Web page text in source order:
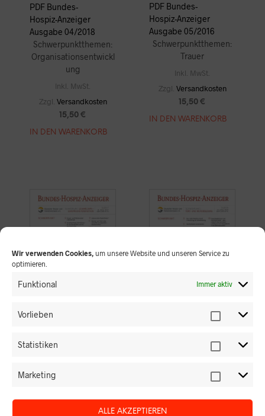
Wir verwenden Cookies, um unsere Website und unseren Service zu
optimieren.
Funktional Immer aktiv
Vorlieben
Statistiken
Marketing
ALLE AKZEPTIEREN
PDF Bundes-
Hospiz-Anzeiger
Ausgabe 04/2018
Schwerpunktthemen:
Organisationsentwickl
ung
Inkl. MwSt.
Zzgl. Versandkosten
15,50€
IN DEN WARENKORB
PDF Bundes-
Hospiz-Anzeiger
Ausgabe 05/2016
Schwerpunktthemen:
Trauer
Inkl. MwSt.
Zzgl. Versandkosten
15,50 €
IN DEN WARENKORB
Hospiz-Anzeiger
25 Jahre DHPV -
Perspektiven
Ausgabe 05/2018